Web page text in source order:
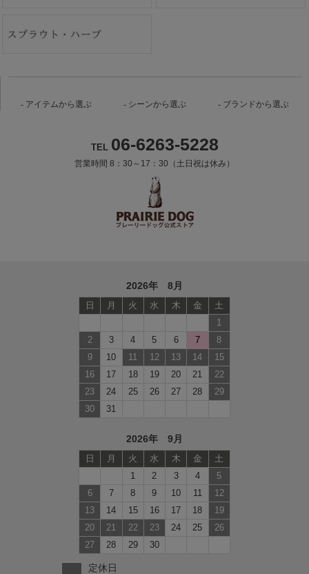
アイテムから選ぶ シーンから選ぶ ブランドから選ぶ
TEL 06-6263-5228
営業時間 8：30～17：30（土日祝は休み）
2026年 8月
日 月 火 水 木 金
土
1
2
3 4 5 6 7
8
9
10 11 12 13 14
15
16
17 18 19 20 21
22
23
24 25 26 27 28
29
30
31
2026年 9月
日 月 火 水 木 金
土
1
2 3 4
5
6
7 8 9 10 11
12
13
14 15 16 17 18
19
20
21 22 23 24 25
26
27
28 29 30
定休日